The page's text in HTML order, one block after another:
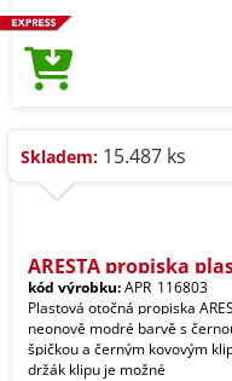
Skladem: 15.487 ks
ARESTA propiska
kód výrobku:APR_116803
Plastová otočná propiska
neonově modré barvě s
špičkou a černým kovovým
držák klipu je možné